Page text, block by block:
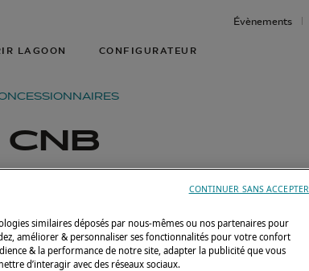
LAGOON CONFIGURATEUR
Évènements
CNB
similaires déposés par nous-mêmes ou nos partenaires pour
améliorer & personnaliser ses fonctionnalités pour votre confort
& la performance de notre site, adapter la publicité que vous
d’interagir avec des réseaux sociaux.
CONTINUER SANS ACCEPTER